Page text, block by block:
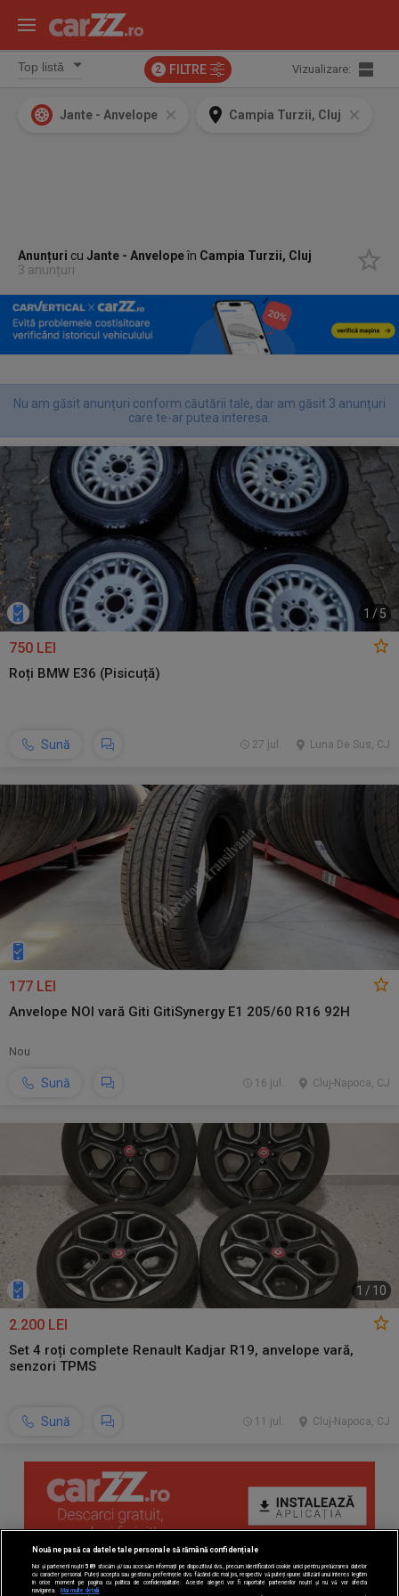
2 FILTRE Vizualizare:
Jante - Anvelope Campia Turzii, Cluj
Anunțuri cuJante - Anvelopeîn Campia Turzii, Cluj
3 anunțuri
Nu am găsit anunțuri conform căutării tale, dar am găsit 3 anunțuri
care te-ar putea interesa.
1 /5
750 LEI
Roți BMW E36 (Pisicuță)
Sună Luna De Sus, CJ
27 jul.
177 LEI
Anvelope NOI vară Giti GitiSynergy E1 205/60 R16 92H
Nou
Sună Cluj-Napoca, CJ
16 jul.
1 / 10
2.200 LEI
Set 4 roți complete Renault Kadjar R19, anvelope vară,
senzori TPMS
Sună Cluj-Napoca, CJ
11 jul.
Nouă ne pasă ca datele tale personale să rămână confidențiale
Noi și partenerii noștri 589 stocăm și/sau accesăm informații pe dispozitivul dvs., precum identificatorii cookie unici pentru prelucrarea datelor
cu caracter personal. Puteți accepta sau gestiona preferințele dvs. făcând clic mai jos, respectiv vă puteți opune utilizării unui interes legitim
în orice moment pe pagina cu politica de confidențialitate. Aceste alegeri vor fi raportate partenerilor noștri și nu vă vor afecta
navigarea.
Mai multe detalii